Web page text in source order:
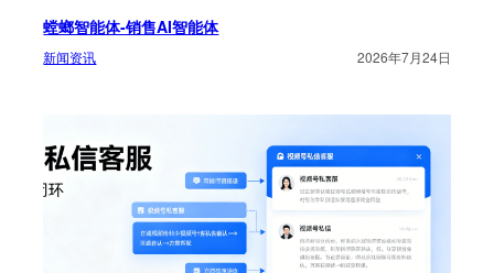
螳螂智能体-销售AI智能体
新闻资讯 2026年7月24日